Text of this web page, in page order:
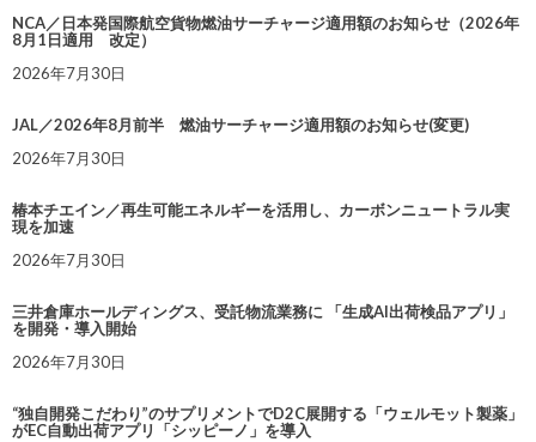
NCA／日本発国際航空貨物燃油サーチャージ適用額のお知らせ（2026年
8月1日適用 改定）
2026年7月30日
JAL／2026年8月前半 燃油サーチャージ適用額のお知らせ(変更)
2026年7月30日
椿本チエイン／再生可能エネルギーを活用し、カーボンニュートラル実
現を加速
2026年7月30日
三井倉庫ホールディングス、受託物流業務に 「生成AI出荷検品アプリ」
を開発・導入開始
2026年7月30日
“独自開発こだわり”のサプリメントでD2C展開する「ウェルモット製薬」
がEC自動出荷アプリ「シッピーノ」を導入